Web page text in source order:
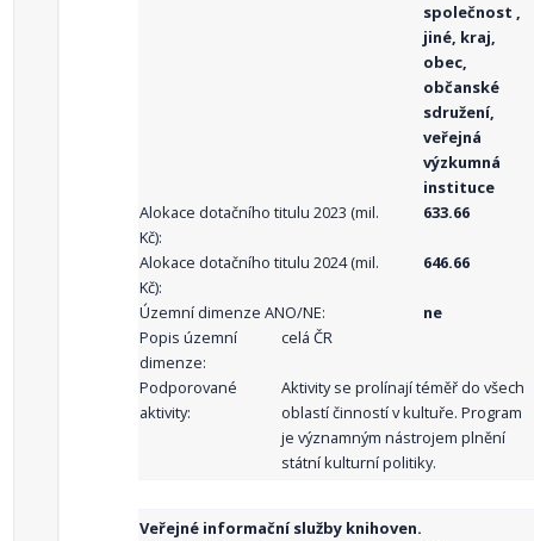
společnost ,
jiné, kraj,
obec,
občanské
sdružení,
veřejná
výzkumná
instituce
Alokace dotačního titulu 2023 (mil.
Kč):
633.66
Alokace dotačního titulu 2024 (mil.
Kč):
646.66
Územní dimenze ANO/NE:
ne
Popis územní
dimenze:
celá ČR
Podporované
aktivity:
Aktivity se prolínají téměř do všech
oblastí činností v kultuře. Program
je významným nástrojem plnění
státní kulturní politiky.
Veřejné informační služby knihoven.